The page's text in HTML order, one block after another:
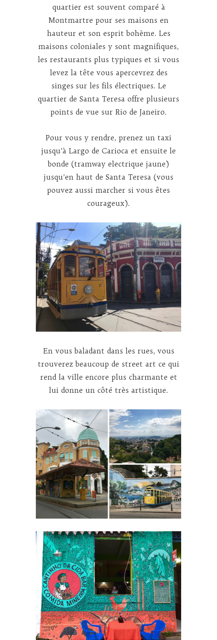
quartier est souvent comparé à
Montmartre pour ses maisons en
hauteur et son esprit bohème. Les
maisons coloniales y sont magnifiques,
les restaurants plus typiques et si vous
levez la tête vous apercevrez des
singes sur les fils électriques. Le
quartier de Santa Teresa offre plusieurs
points de vue sur Rio de Janeiro.
Pour vous y rendre, prenez un taxi
jusqu’à Largo de Carioca et ensuite le
bonde (tramway electrique jaune)
jusqu’en haut de Santa Teresa (vous
pouvez aussi marcher si vous êtes
courageux).
En vous baladant dans les rues, vous
trouverez beaucoup de street art ce qui
rend la ville encore plus charmante et
lui donne un côté très artistique.